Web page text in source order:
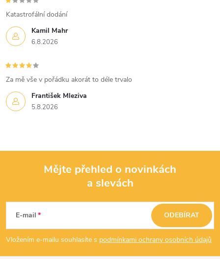
Kamil Mahr
6.8.2026
Katastrofální dodání
František Mleziva
5.8.2026
Za mě vše v pořádku akorát to déle trvalo
p
Mějte přehled o novinkách
a slevách
E-mail
Vložením e-mailu souhlasíte s podmínkami ochrany osobních údajů
ODEBÍRAT